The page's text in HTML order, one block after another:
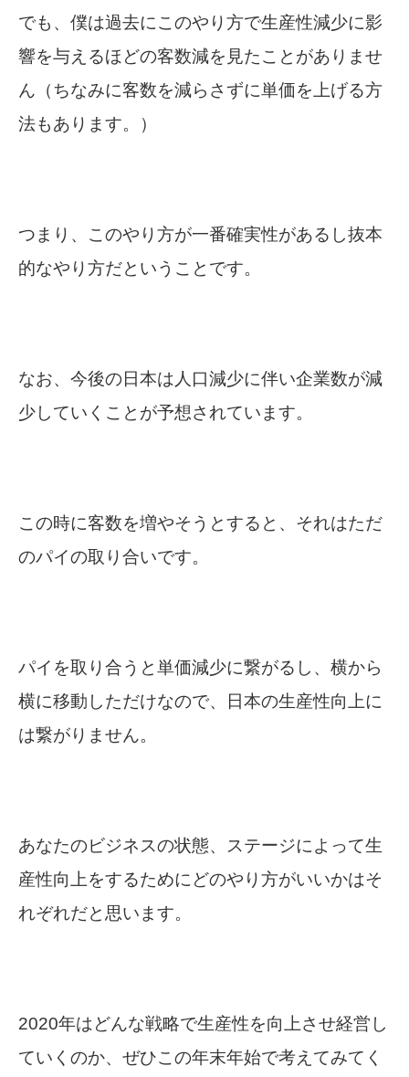
でも、僕は過去にこのやり方で生産性減少に影
響を与えるほどの客数減を見たことがありませ
ん（ちなみに客数を減らさずに単価を上げる方
法もあります。）
つまり、このやり方が一番確実性があるし抜本
的なやり方だということです。
なお、今後の日本は人口減少に伴い企業数が減
少していくことが予想されています。
この時に客数を増やそうとすると、それはただ
のパイの取り合いです。
パイを取り合うと単価減少に繋がるし、横から
横に移動しただけなので、日本の生産性向上に
は繋がりません。
あなたのビジネスの状態、ステージによって生
産性向上をするためにどのやり方がいいかはそ
れぞれだと思います。
2020年はどんな戦略で生産性を向上させ経営し
ていくのか、ぜひこの年末年始で考えてみてく